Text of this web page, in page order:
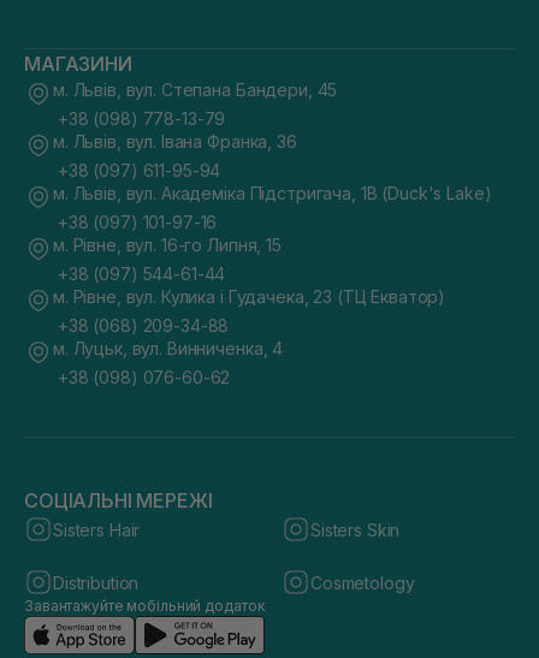
МАГАЗИНИ
м. Львів, вул. Степана Бандери, 45
+38 (098) 778-13-79
м. Львів, вул. Івана Франка, 36
+38 (097) 611-95-94
м. Львів, вул. Академіка Підстригача, 1В (Duck's Lake)
+38 (097) 101-97-16
м. Рівне, вул. 16-го Липня, 15
+38 (097) 544-61-44
м. Рівне, вул. Кулика і Гудачека, 23 (ТЦ Екватор)
+38 (068) 209-34-88
м. Луцьк, вул. Винниченка, 4
+38 (098) 076-60-62
СОЦІАЛЬНІ МЕРЕЖІ
Sisters Hair Sisters Skin
Distribution Cosmetology
Завантажуйте мобільний додаток